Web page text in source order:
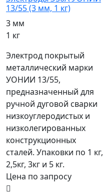
13/55 (3 мм, 1 кг)
3 мм
1 кг
Электрод покрытый
металлический марки
УОНИИ 13/55,
предназначенный для
ручной дуговой сварки
низкоуглеродистых и
низколегированных
конструкционных
сталей. Упаковки по 1 кг,
2,5кг, 3кг и 5 кг.
Цена по запросу